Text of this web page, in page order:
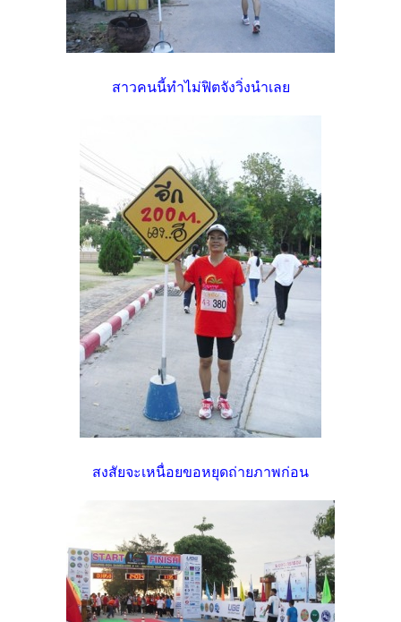
สาวคนนี้ทำไม่ฟิตจังวิ่งนำเลย
สงสัยจะเหนื่อยขอหยุดถ่ายภาพก่อน